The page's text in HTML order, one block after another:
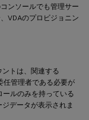
ンソールでも管理サー
VDAのプロビジョニン
トは、関連する
任管理者である必要が
ルのみを持っている
データが表示されま